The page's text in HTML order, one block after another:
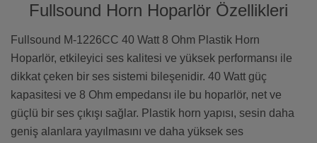
Fullsound Horn Hoparlör Özellikleri
Fullsound M-1226CC 40 Watt 8 Ohm Plastik Horn
Hoparlör, etkileyici ses kalitesi ve yüksek performansı ile
dikkat çeken bir ses sistemi bileşenidir. 40 Watt güç
kapasitesi ve 8 Ohm empedansı ile bu hoparlör, net ve
güçlü bir ses çıkışı sağlar. Plastik horn yapısı, sesin daha
geniş alanlara yayılmasını ve daha yüksek ses